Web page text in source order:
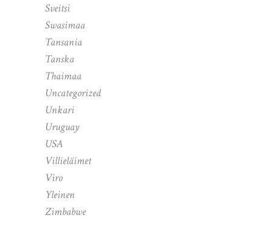
Sveitsi
Swasimaa
Tansania
Tanska
Thaimaa
Uncategorized
Unkari
Uruguay
USA
Villieläimet
Viro
Yleinen
Zimbabwe